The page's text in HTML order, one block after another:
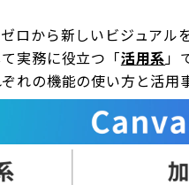
ロから新しいビジュアル
実務に役立つ「活用系」
れの機能の使い方と活用